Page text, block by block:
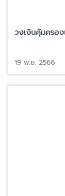
วงเงินคุ้มครอ
19 พ.ย. 2566